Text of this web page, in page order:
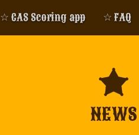
☆ CAS Scoring app ☆ FAQ
NEWS